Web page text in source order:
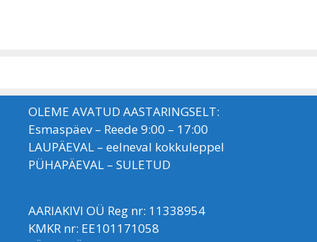
OLEME AVATUD AASTARINGSELT:
Esmaspäev – Reede 9:00 – 17:00
LAUPÄEVAL – eelneval kokkuleppel
PÜHAPÄEVAL – SULETUD
AARIAKIVI OÜ Reg nr: 11338954
KMKR nr: EE101171058